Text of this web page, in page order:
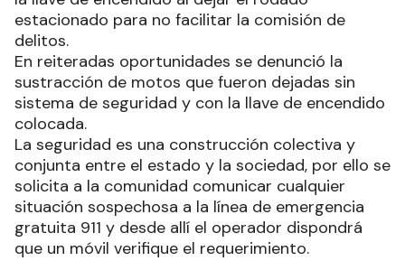
estacionado para no facilitar la comisión de
delitos.
En reiteradas oportunidades se denunció la
sustracción de motos que fueron dejadas sin
sistema de seguridad y con la llave de encendido
colocada.
La seguridad es una construcción colectiva y
conjunta entre el estado y la sociedad, por ello se
solicita a la comunidad comunicar cualquier
situación sospechosa a la línea de emergencia
gratuita 911 y desde allí el operador dispondrá
que un móvil verifique el requerimiento.